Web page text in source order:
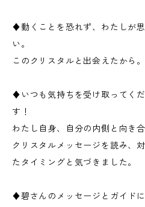
♦︎動くことを恐れず、わたしが
い。
このクリスタルと出会えたから
♦︎いつも気持ちを受け取ってく
す！
わたし自身、自分の内側と向き
クリスタルメッセージを読み、
たタイミングと気づきました。
♦︎碧さんのメッセージとガイド